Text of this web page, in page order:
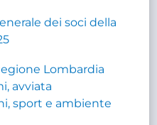
dei soci della
Lombardia
avviata
sport e ambiente